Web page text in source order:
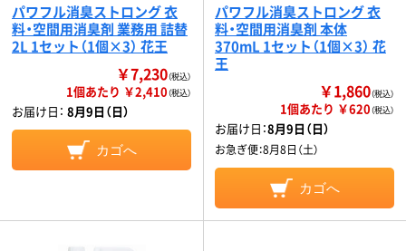
パワフル消臭ストロング 衣
料・空間用消臭剤 業務用 詰替
2L 1セット（1個×3） 花王
￥7,230（税込）
1個あたり ￥2,410（税込）
お届け日： 8月9日（日）
カゴへ
パワフル消臭ストロング 衣
料・空間用消臭剤 本体
370mL 1セット（1個×3） 花
王
￥1,860（税込）
1個あたり ￥620（税込）
お届け日：8月9日（日）
お急ぎ便：8月8日（土）
カゴへ